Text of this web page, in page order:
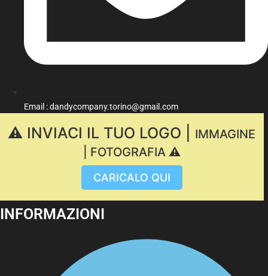
Email : dandycompany.torino@gmail.com
⚠️ INVIACI IL TUO LOGO |
IMMAGINE
| FOTOGRAFIA ⚠️
CARICALO QUI
INFORMAZIONI